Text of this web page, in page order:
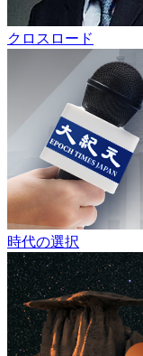
クロスロード
時代の選択